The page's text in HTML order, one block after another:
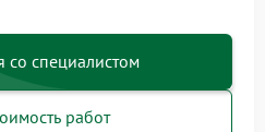
со специалистом
работ